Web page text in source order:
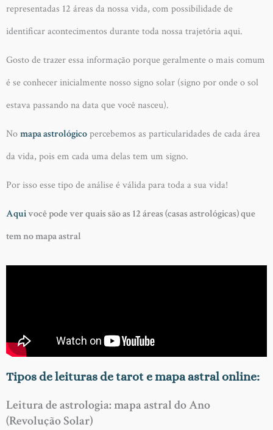
representadas 12 áreas da nossa vida, com possibilidade de
identificar acontecimentos durante toda nossa trajetória aqui.
Gosto de trazer essa informação porque geralmente o mais comum
é se conhecer inicialmente nosso signo solar (signo por onde o sol
estava passando na data que você nasceu).
Nomapa astrológicopercebemos as particularidades de cada área
da vida, pois em cada uma delas tem um signo.
Por isso esse tipo de análise é válida para toda a sua vida!
Aquivocê pode ver quais são as 12 áreas (casas astrológicas) que
tem no mapa astral
Tipos de leituras de tarot e mapa astral online:
Leitura de astrologia: mapa astral do Ano
(Revolução Solar)